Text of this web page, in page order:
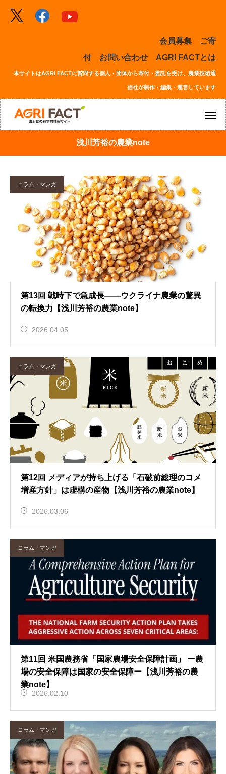
会員募集
ご寄
付
お問い合わせ AGRI FACTとは
本サイトはAGRI FACTに賛同する個人・団体から寄付・委託を受け、農業技術通
信社が制作・編集・運営しています
浅川芳裕の農業note
コラム・マンガ
第13回 戦時下で急成長――ウクライナ農業の驚異
の転換力【浅川芳裕の農業note】
2026.04.05
コラム・マンガ
第12回 メディアが持ち上げる「石破前総理のコメ
増産方針」は虚構の産物【浅川芳裕の農業note】
2026.03.06
コラム・マンガ
第11回 米国農務省「国家農場安全保障計画」 ー農
場の安全保障は国家の安全保障ー【浅川芳裕の農
業note】
2026.02.10
コラム・マンガ